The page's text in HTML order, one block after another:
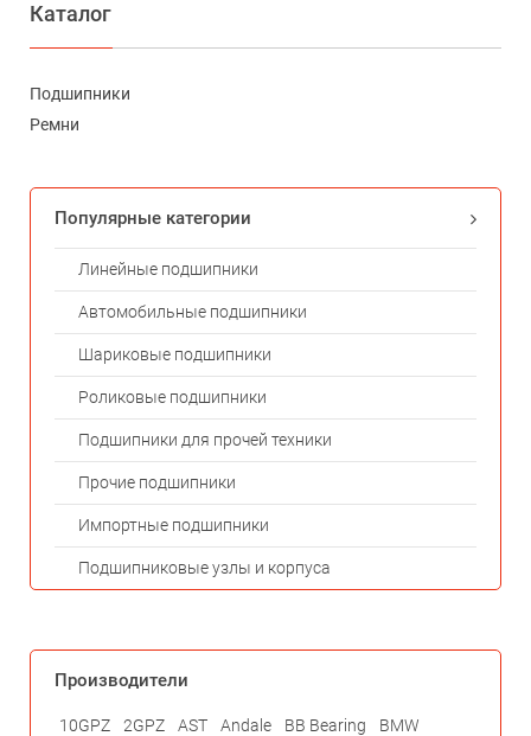
Каталог
Подшипники
Ремни
Популярные категории
Линейные подшипники
Автомобильные подшипники
Шариковые подшипники
Роликовые подшипники
Подшипники для прочей техники
Прочие подшипники
Импортные подшипники
Подшипниковые узлы и корпуса
Производители
10GPZ 2GPZ AST Andale BB Bearing
BMW